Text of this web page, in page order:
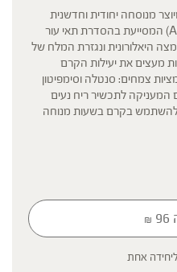
מנוסחה יחודית וחדשנית
הכוללת חומצה לקטית (חומצת AHA) המסייעת בהסדרת תאי עור
היאלורונית ונגזרת המלח של
מעצים את יעילות הקרם
צמחים: סנטלה וסימפיטון
המעניקה לתכשיר ריח נעים
להשתמש בקרם בשעות מנוחה
מסורתיות. למען הסר
ואינו מיועד להנחות את
₪ 96
אחת